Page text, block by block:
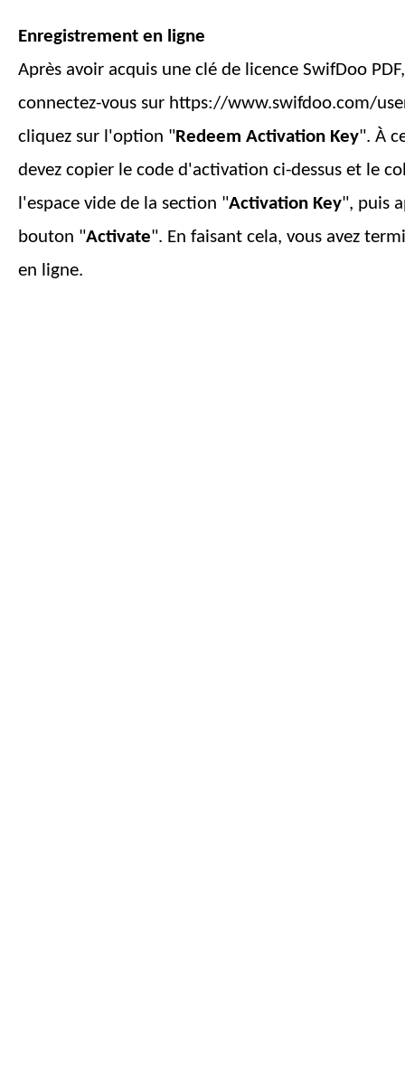
Enregistrement en ligne
Après avoir acquis une clé de licence SwifDoo
connectez-vous sur https://www.swifdoo.com/
cliquez sur l'option "Redeem Activation Key". À
devez copier le code d'activation ci-dessus et le
l'espace vide de la section "Activation Key", puis
bouton "Activate". En faisant cela, vous avez
en ligne.